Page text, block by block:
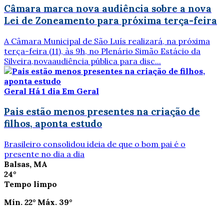
Câmara marca nova audiência sobre a nova
Lei de Zoneamento para próxima terça-feira
A Câmara Municipal de São Luís realizará, na próxima
terça-feira (11), às 9h, no Plenário Simão Estácio da
Silveira,novaaudiência pública para disc...
Geral Há 1 dia Em Geral
Pais estão menos presentes na criação de
filhos, aponta estudo
Brasileiro consolidou ideia de que o bom pai é o
presente no dia a dia
Balsas, MA
24°
Tempo limpo
Mín. 22° Máx. 39°